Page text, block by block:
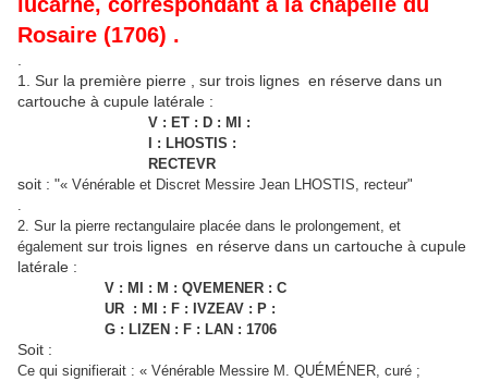
Rosaire (1706) .
1. Sur la première pierre , sur trois lignes en réserve dans un
cartouche à cupule latérale :
V : ET : D : MI :
I : LHOSTIS :
RECTEVR
soit : "« Vénérable et Discret Messire Jean LHOSTIS, recteur"
2. Sur la pierre rectangulaire placée dans le prolongement, et
également sur trois lignes en réserve dans un cartouche à cupule
latérale :
V : MI : M : QVEMENER : C
UR : MI : F : IVZEAV : P :
G : LIZEN : F : LAN : 1706
Soit :
Ce qui signifierait : « Vénérable Messire M. QUÉMÉNER, curé ;